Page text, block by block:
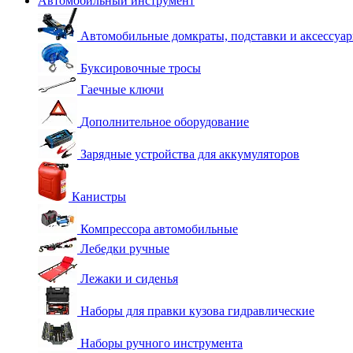
Автомобильные домкраты, подставки и
Буксировочные тросы
Гаечные ключи
Дополнительное оборудование
Зарядные устройства для аккумуляторов
Канистры
Компрессора автомобильные
Лебедки ручные
Лежаки и сиденья
Наборы для правки кузова гидравлические
Наборы ручного инструмента